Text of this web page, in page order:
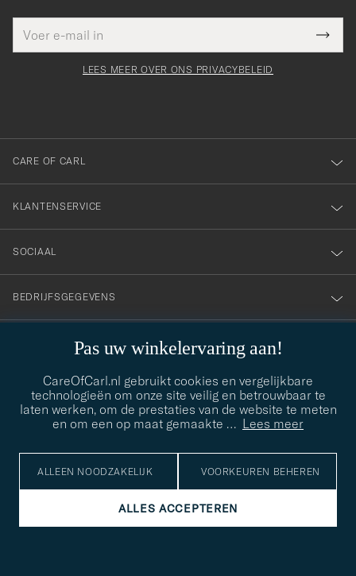
Pas uw winkelervaring aan!
CareOfCarl.nl gebruikt cookies en vergelijkbare
technologieën om onze site veilig en betrouwbaar te
laten werken, om de prestaties van de website te meten
en om een op maat gemaakte … Lees meer
ALLEEN NOODZAKELIJK VOORKEUREN BEHEREN
ALLES ACCEPTEREN
mailadres
veldBedankt
voor
onze
nieuwsbrief!
LEES MEER OVER ONS PRIVACYBELEID
CARE OF CARL
KLANTENSERVICE
SOCIAAL
BEDRIJFSGEGEVENS
contact@careofcarl.com
Hulp nodig bij het vinden van jouw stijl? Laat ons je helpen, we
helpen je graag!
© Care of Carl 2026